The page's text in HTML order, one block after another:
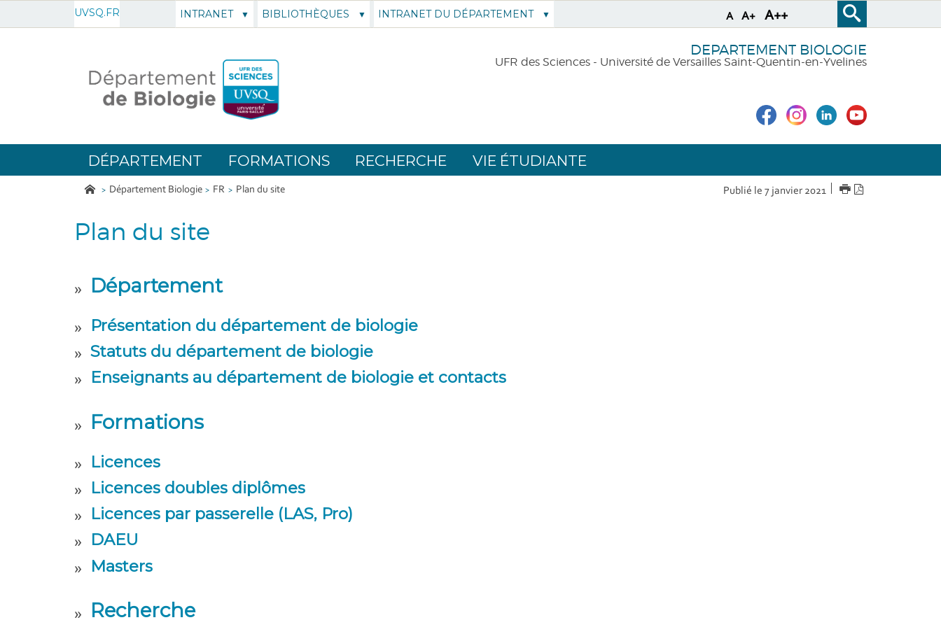
A A+ A++
UVSQ.FR
DEPARTEMENT BIOLOGIE
UFR des Sciences - Université de Versailles Saint-Quentin-en-Yvelines
DÉPARTEMENT FORMATIONS RECHERCHE VIE ÉTUDIANTE
Département Biologie FR Plan du site Publié le 7 janvier 2021 IMPRIMER
Plan du site
Département
Présentation du département de biologie
Statuts du département de biologie
Enseignants au département de biologie et contacts
Formations
Licences
Licences doubles diplômes
Licences par passerelle (LAS, Pro)
DAEU
Masters
Recherche
INTRANET BIBLIOTHÈQUES INTRANET DU DÉPARTEMENT